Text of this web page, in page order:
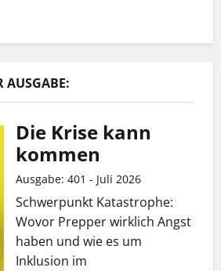
AUSGABE:
Die Krise kann
kommen
Ausgabe: 401 - Juli 2026
Schwerpunkt Katastrophe:
Wovor Prepper wirklich Angst
haben und wie es um
Inklusion im